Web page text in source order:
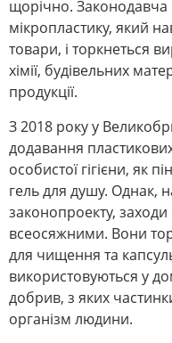
щорічно. Законодавча
мікропластику, який
товари, і торкнеться
хімії, будівельних
продукції.
З 2018 року у
додавання
особистої гігієни, як
гель для душу. Однак,
законопроекту,
всеосяжними. Вони
для чищення та
використовуються у
добрив, з яких
організм людини.